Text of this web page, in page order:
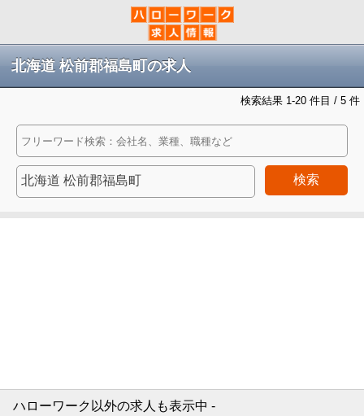
北海道 松前郡福島町の求人
検索結果 1-20 件目 / 5 件
検索
ハローワーク以外の求人も表示中 -